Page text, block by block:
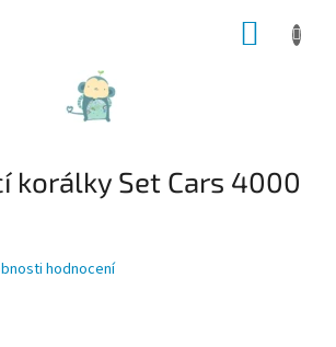
korálky Set Cars 4000
hodnocení